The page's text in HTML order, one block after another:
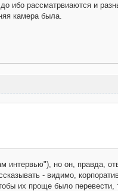
до ибо рассматрвиаются и
камера была.
интервью"), но он, правда,
- видимо,
их проще было перевести,